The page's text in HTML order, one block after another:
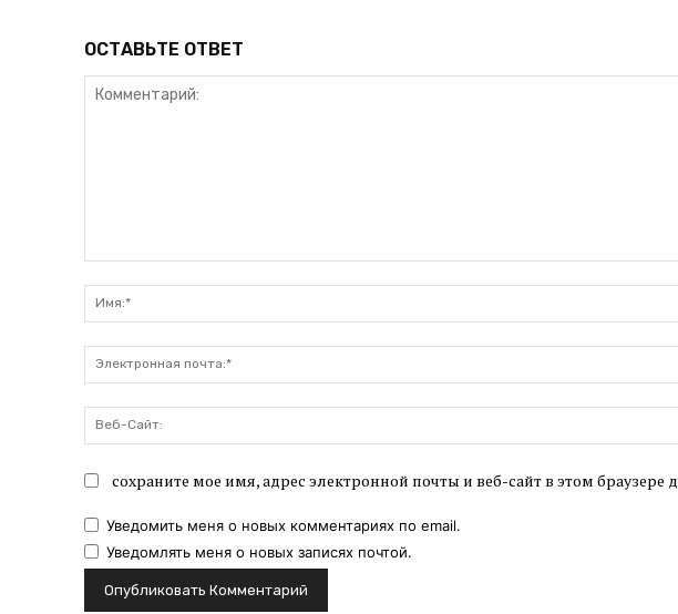
ОСТАВЬТЕ ОТВЕТ
сохраните мое имя, адрес электронной почты и веб-сайт в этом
Уведомить меня о новых комментариях по email.
Уведомлять меня о новых записях почтой.